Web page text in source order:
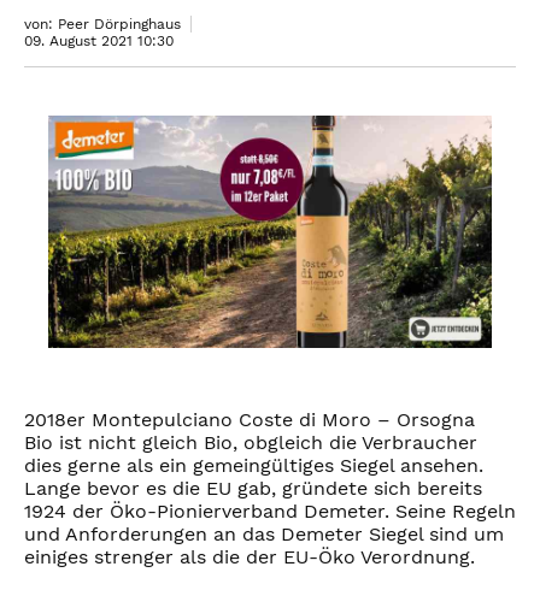
von: Peer Dörpinghaus
09. August 2021 10:30
2018er Montepulciano Coste di Moro – Orsogna
Bio ist nicht gleich Bio, obgleich die Verbraucher
dies gerne als ein gemeingültiges Siegel ansehen.
Lange bevor es die EU gab, gründete sich bereits
1924 der Öko-Pionierverband Demeter. Seine Regeln
und Anforderungen an das Demeter Siegel sind um
einiges strenger als die der EU-Öko Verordnung.